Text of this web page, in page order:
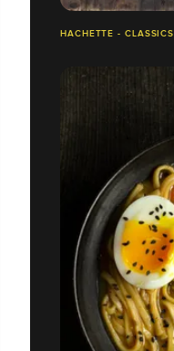
HACHETTE - CLASSICS